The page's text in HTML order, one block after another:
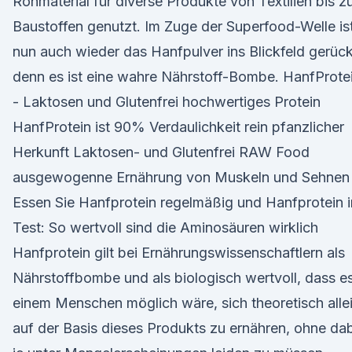
Baustoffen genutzt. Im Zuge der Superfood-Welle
nun auch wieder das Hanfpulver ins Blickfeld
denn es ist eine wahre Nährstoff-Bombe.
- Laktosen und Glutenfrei hochwertiges Protein
HanfProtein ist 90% Verdaulichkeit rein pfanzlicher
Herkunft Laktosen- und Glutenfrei RAW Food
ausgewogenne Ernährung von Muskeln und Sehnen
Essen Sie Hanfprotein regelmäßig und Hanfprotein
Test: So wertvoll sind die Aminosäuren wirklich
Hanfprotein gilt bei Ernährungswissenschaftlern als
Nährstoffbombe und als biologisch wertvoll, dass
einem Menschen möglich wäre, sich theoretisch
auf der Basis dieses Produkts zu ernähren, ohne